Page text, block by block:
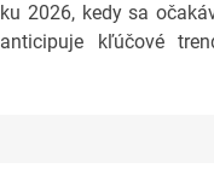
2026, kedy sa
kľúčové